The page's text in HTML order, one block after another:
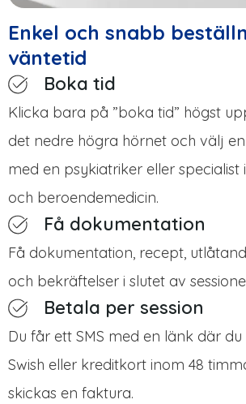
Enkel och snabb
väntetid
Boka tid
Klicka bara på ”boka tid” högst
det nedre högra hörnet och välj
med en psykiatriker eller specialist
och beroendemedicin.
Få dokumentation
Få dokumentation, recept,
och bekräftelser i slutet av
Betala per session
Du får ett SMS med en länk där
Swish eller kreditkort inom 48
skickas en faktura.